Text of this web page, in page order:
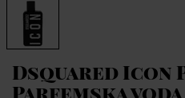
Dsquared Icon
Parfemska